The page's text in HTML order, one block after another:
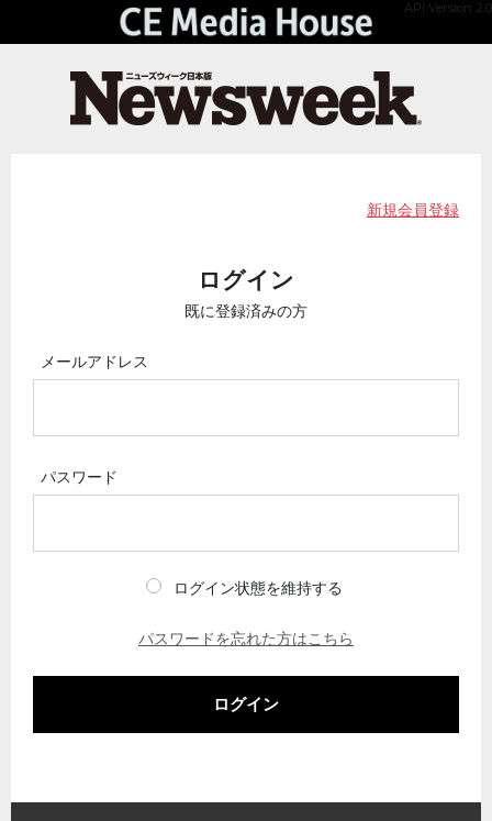
API Version 2.0
新規会員登録
ログイン
既に登録済みの方
メールアドレス
パスワード
ログイン状態を維持する
パスワードを忘れた方はこちら
ログイン